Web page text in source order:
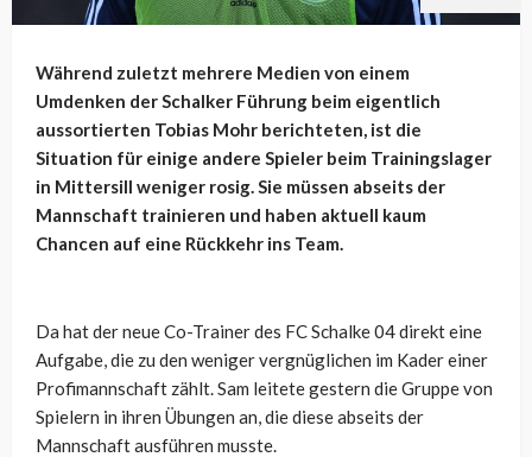
Während zuletzt mehrere Medien von einem
Umdenken der Schalker Führung beim eigentlich
aussortierten Tobias Mohr berichteten, ist die
Situation für einige andere Spieler beim Trainingslager
in Mittersill weniger rosig. Sie müssen abseits der
Mannschaft trainieren und haben aktuell kaum
Chancen auf eine Rückkehr ins Team.
Da hat der neue Co-Trainer des FC Schalke 04 direkt eine
Aufgabe, die zu den weniger vergnüglichen im Kader einer
Profimannschaft zählt. Sam leitete gestern die Gruppe von
Spielern in ihren Übungen an, die diese abseits der
Mannschaft ausführen musste.